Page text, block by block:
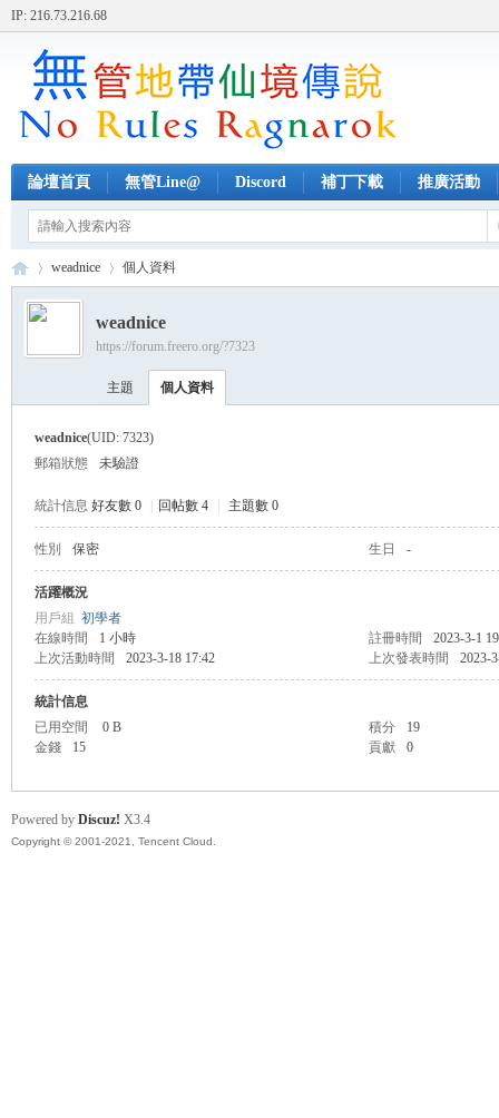
IP: 216.73.216.68
論壇首頁 無管Line@ Discord 補丁下載 推廣活動
›
weadnice 個人資料
weadnice
https://forum.freero.org/?7323
主題 個人資料
weadnice(UID: 7323)
郵箱狀態
未驗證
統計信息 好友數 0 回帖數 4 主題數 0
性別 保密 生日 -
活躍概況
用戶組 初學者
在線時間
1 小時 註冊時間
2023-3-1
上次活動時間
2023-3-18 17:42 上次發表時間 2023-
統計信息
已用空間
0 B 積分
19
金錢
15 貢獻 0
Powered by Discuz! X3.4
Copyright © 2001-2021, Tencent Cloud.